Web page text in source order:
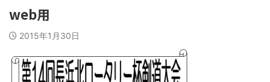
web用
2015年1月30日